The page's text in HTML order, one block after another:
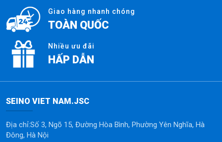
Giao hàng nhanh chóng
TOÀN QUỐC
Nhiều ưu đãi
HẤP DẪN
SEINO VIET NAM.JSC
Địa chỉ:Số 3, Ngõ 15, Đường Hòa Bình, Phường Yên Nghĩa, Hà
Đông, Hà Nội